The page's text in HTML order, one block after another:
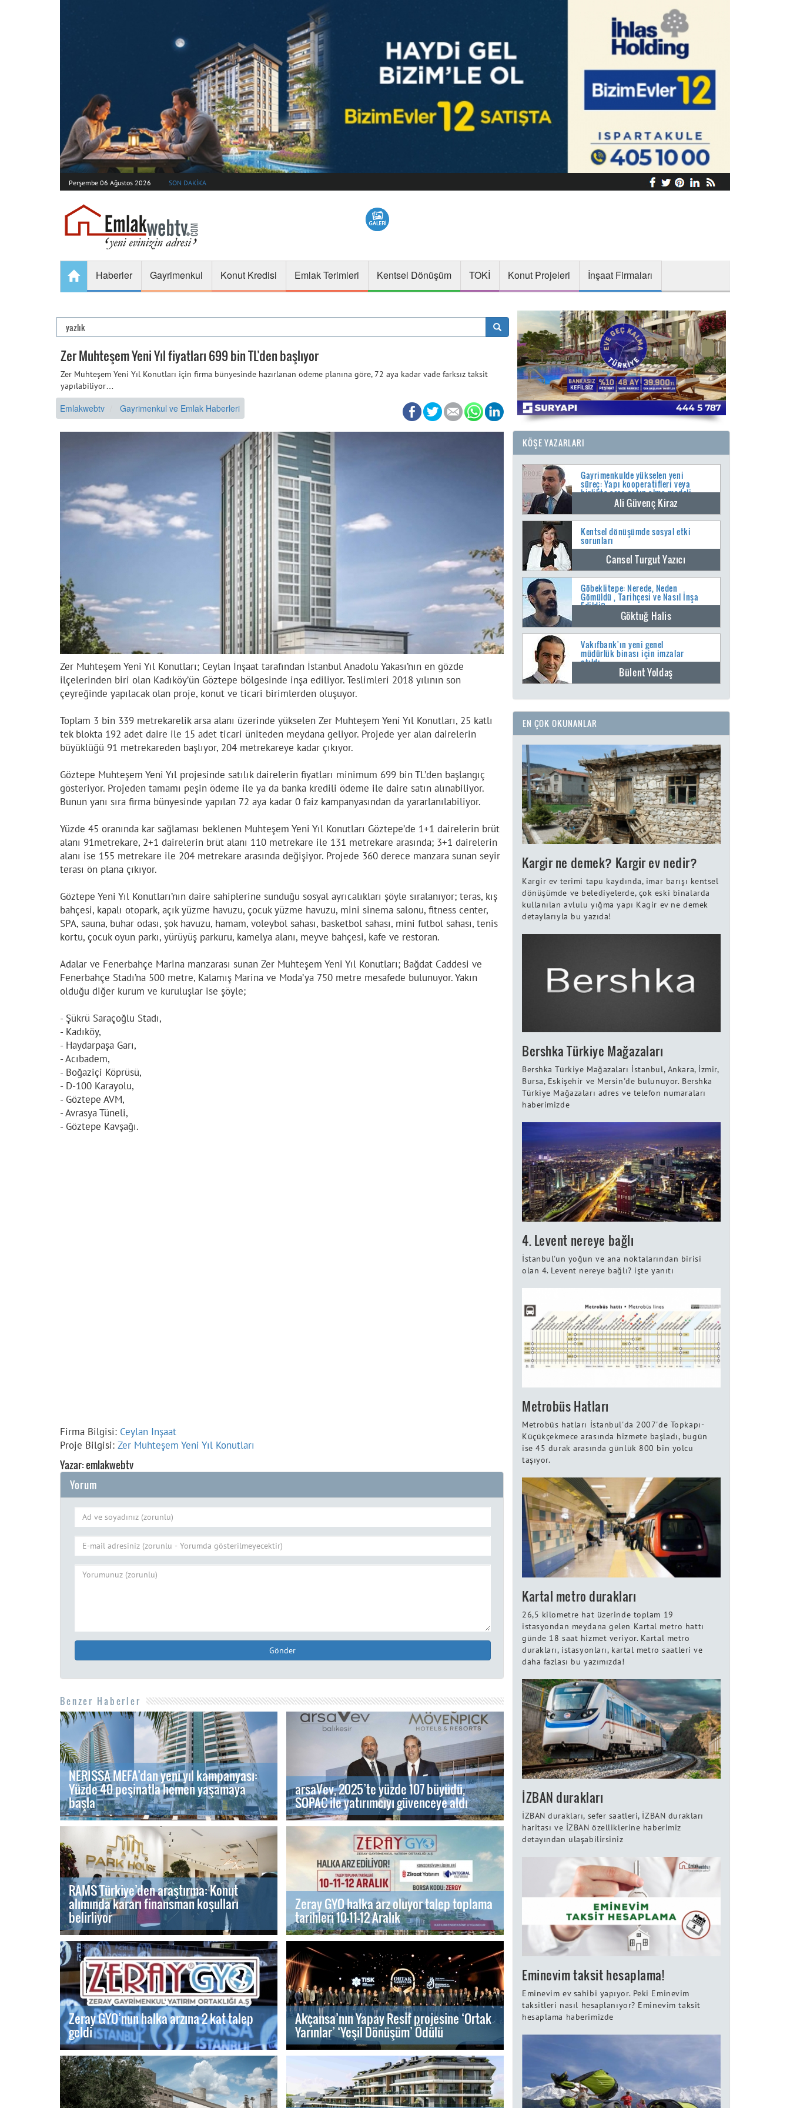
Perşembe 06 Ağustos 2026 SON DAKİKA
Haberler Gayrimenkul Konut Kredisi Emlak Terimleri Kentsel Dönüşüm TOKİ Konut Projeleri İnşaat Firmaları
Zer Muhteşem Yeni Yıl fiyatları 699 bin TL’den başlıyor
Zer Muhteşem Yeni Yıl Konutları için firma bünyesinde hazırlanan ödeme planına göre, 72 aya kadar vade farksız taksit
yapılabiliyor…
Emlakwebtv Gayrimenkul ve Emlak Haberleri
Zer Muhteşem Yeni Yıl Konutları; Ceylan İnşaat tarafından İstanbul Anadolu Yakası’nın en gözde
ilçelerinden biri olan Kadıköy’ün Göztepe bölgesinde inşa ediliyor. Teslimleri 2018 yılının son
çeyreğinde yapılacak olan proje, konut ve ticari birimlerden oluşuyor.
Toplam 3 bin 339 metrekarelik arsa alanı üzerinde yükselen Zer Muhteşem Yeni Yıl Konutları, 25 katlı
tek blokta 192 adet daire ile 15 adet ticari üniteden meydana geliyor. Projede yer alan dairelerin
büyüklüğü 91 metrekareden başlıyor, 204 metrekareye kadar çıkıyor.
Göztepe Muhteşem Yeni Yıl projesinde satılık dairelerin fiyatları minimum 699 bin TL’den başlangıç
gösteriyor. Projeden tamamı peşin ödeme ile ya da banka kredili ödeme ile daire satın alınabiliyor.
Bunun yanı sıra firma bünyesinde yapılan 72 aya kadar 0 faiz kampanyasından da yararlanılabiliyor.
Yüzde 45 oranında kar sağlaması beklenen Muhteşem Yeni Yıl Konutları Göztepe’de 1+1 dairelerin brüt
alanı 91metrekare, 2+1 dairelerin brüt alanı 110 metrekare ile 131 metrekare arasında; 3+1 dairelerin
alanı ise 155 metrekare ile 204 metrekare arasında değişiyor. Projede 360 derece manzara sunan seyir
terası ön plana çıkıyor.
Göztepe Yeni Yıl Konutları’nın daire sahiplerine sunduğu sosyal ayrıcalıkları şöyle sıralanıyor; teras, kış
bahçesi, kapalı otopark, açık yüzme havuzu, çocuk yüzme havuzu, mini sinema salonu, fitness center,
SPA, sauna, buhar odası, şok havuzu, hamam, voleybol sahası, basketbol sahası, mini futbol sahası, tenis
kortu, çocuk oyun parkı, yürüyüş parkuru, kamelya alanı, meyve bahçesi, kafe ve restoran.
Adalar ve Fenerbahçe Marina manzarası sunan Zer Muhteşem Yeni Yıl Konutları; Bağdat Caddesi ve
Fenerbahçe Stadı’na 500 metre, Kalamış Marina ve Moda’ya 750 metre mesafede bulunuyor. Yakın
olduğu diğer kurum ve kuruluşlar ise şöyle;
- Şükrü Saraçoğlu Stadı,
- Kadıköy,
- Haydarpaşa Garı,
- Acıbadem,
- Boğaziçi Köprüsü,
- D-100 Karayolu,
- Göztepe AVM,
- Avrasya Tüneli,
- Göztepe Kavşağı.
Firma Bilgisi: Ceylan Inşaat
Proje Bilgisi: Zer Muhteşem Yeni Yıl Konutları
Yazar: emlakwebtv
Yorum
Gönder
Benzer Haberler
NERISSA MEFA’dan yeni yıl kampanyası:
Yüzde 40 peşinatla hemen yaşamaya
başla
arsaVev, 2025’te yüzde 107 büyüdü,
SOPAC ile yatırımcıyı güvenceye aldı
RAMS Türkiye’den araştırma: Konut
alımında kararı finansman koşulları
belirliyor
Zeray GYO halka arz oluyor talep toplama
tarihleri 10-11-12 Aralık
Zeray GYO’nun halka arzına 2 kat talep
geldi
Akçansa’nın Yapay Resif projesine ‘Ortak
Yarınlar’ ‘Yeşil Dönüşüm’ Ödülü
KÖŞE YAZARLARI
Gayrimenkulde yükselen yeni
süreç: Yapı kooperatifleri veya
birlikte arsa satın alma modeli
Ali Güvenç Kiraz
Kentsel dönüşümde sosyal etki
sorunları
Cansel Turgut Yazıcı
Göbeklitepe: Nerede, Neden
Gömüldü , Tarihçesi ve Nasıl İnşa
Edildi?
Göktuğ Halis
Vakıfbank'ın yeni genel
müdürlük binası için imzalar
atıldı
Bülent Yoldaş
EN ÇOK OKUNANLAR
Kargir ne demek? Kargir ev nedir?
Kargir ev terimi tapu kaydında, imar barışı kentsel
dönüşümde ve belediyelerde, çok eski binalarda
kullanılan avlulu yığma yapı Kagir ev ne demek
detaylarıyla bu yazıda!
Bershka Türkiye Mağazaları
Bershka Türkiye Mağazaları İstanbul, Ankara, İzmir,
Bursa, Eskişehir ve Mersin'de bulunuyor. Bershka
Türkiye Mağazaları adres ve telefon numaraları
haberimizde
4. Levent nereye bağlı
İstanbul'un yoğun ve ana noktalarından birisi
olan 4. Levent nereye bağlı? işte yanıtı
Metrobüs Hatları
Metrobüs hatları İstanbul'da 2007'de Topkapı-
Küçükçekmece arasında hizmete başladı, bugün
ise 45 durak arasında günlük 800 bin yolcu
taşıyor.
Kartal metro durakları
26,5 kilometre hat üzerinde toplam 19
istasyondan meydana gelen Kartal metro hattı
günde 18 saat hizmet veriyor. Kartal metro
durakları, istasyonları, kartal metro saatleri ve
daha fazlası bu yazımızda!
İZBAN durakları
İZBAN durakları, sefer saatleri, İZBAN durakları
haritası ve İZBAN özelliklerine haberimiz
detayından ulaşabilirsiniz
Eminevim taksit hesaplama!
Eminevim ev sahibi yapıyor. Peki Eminevim
taksitleri nasıl hesaplanıyor? Eminevim taksit
hesaplama haberimizde